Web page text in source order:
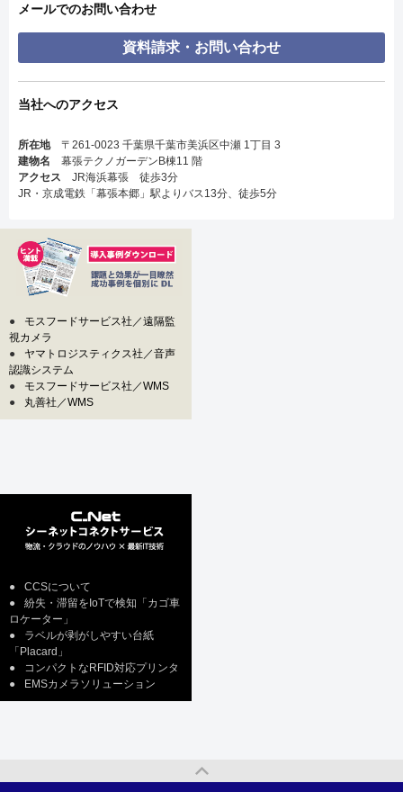
メールでのお問い合わせ
資料請求・お問い合わせ
当社へのアクセス
所在地〒261-0023 千葉県千葉市美浜区中瀬 1丁目 3
建物名 幕張テクノガーデンB棟11 階
アクセス JR海浜幕張 徒歩3分
JR・京成電鉄「幕張本郷」駅よりバス13分、徒歩5分
●
モスフードサービス社／遠隔監
視カメラ
●
ヤマトロジスティクス社／音声
認識システム
●
モスフードサービス社／WMS
●
丸善社／WMS
●
CCSについて
●
紛失・滞留をIoTで検知「カゴ車
ロケーター」
●
ラベルが剥がしやすい台紙
「Placard」
●
コンパクトなRFID対応プリンタ
●
EMSカメラソリューション